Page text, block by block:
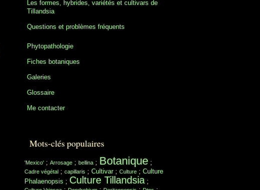
Les formes, hybrides, variétés et cultivars de
Tillandsia
Questions et problèmes fréquents
Phytopathologie
Fiches botaniques
Galeries
Glossaire
Me contacter
Mots-clés populaires
'Mexico' ; Arrosage ; bellina; Botanique ;
Cadre végétal ; capillaris ; Cultivar; Culture ; Culture
Phalaenopsis ; Culture Tillandsia;